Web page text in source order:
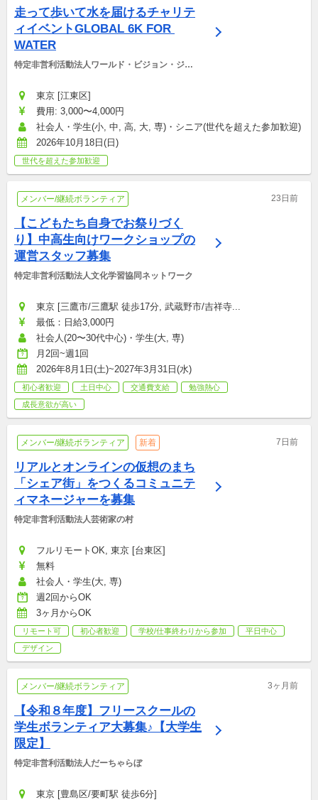
走って歩いて水を届けるチャリテ
ィイベントGLOBAL 6K FOR
WATER
特定非営利活動法人ワールド・ビジョン・ジャ
東京 [江東区]
費用: 3,000〜4,000円
社会人・学生(小, 中, 高, 大, 専)・シニア(世代を超えた参加歓迎)
2026年10月18日(日)
世代を超えた参加歓迎
メンバー/継続ボランティア 23日前
【こどもたち自身でお祭りづく
り】中高生向けワークショップの
運営スタッフ募集
特定非営利活動法人文化学習協同ネットワーク
東京 [三鷹市/三鷹駅 徒歩17分, 武蔵野市/吉祥寺...
最低：日給3,000円
社会人(20〜30代中心)・学生(大, 専)
月2回~週1回
2026年8月1日(土)~2027年3月31日(水)
初心者歓迎 土日中心 交通費支給
勉強熱心
成長意欲が高い
メンバー/継続ボランティア 新着 7日前
リアルとオンラインの仮想のまち
「シェア街」をつくるコミュニテ
ィマネージャーを募集
特定非営利活動法人芸術家の村
フルリモートOK, 東京 [台東区]
無料
社会人・学生(大, 専)
週2回からOK
3ヶ月からOK
リモート可 初心者歓迎 学校/仕事終わりから参加
平日中心
デザイン
メンバー/継続ボランティア 3ヶ月前
【令和８年度】フリースクールの
学生ボランティア大募集♪【大学生
限定】
特定非営利活動法人だーちゃらぼ
東京 [豊島区/要町駅 徒歩6分]